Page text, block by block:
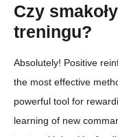
Czy
treningu?
Absolutely! Positive
the most effective
powerful tool for
learning of new